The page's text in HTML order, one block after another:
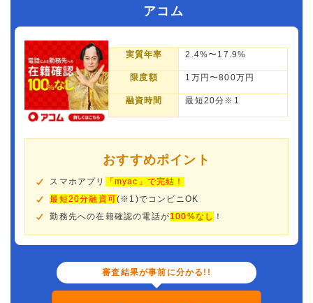
アコム
実質年率 2.4%〜17.9%
限度額 1万円〜800万円
融資時間 最短20分※1
おすすめポイント
スマホアプリ
「myac」で完結！
最短20分融資可(※1)でコンビニOK
勤務先への在籍確認の電話が100%なし ！
審査結果が事前に分かる!!